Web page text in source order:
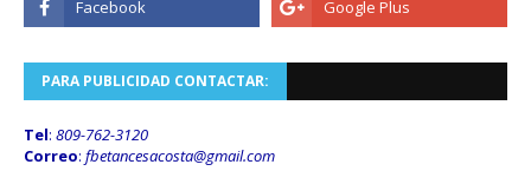
PARA PUBLICIDAD CONTACTAR:
Tel: 809-762-3120
Correo: fbetancesacosta@gmail.com